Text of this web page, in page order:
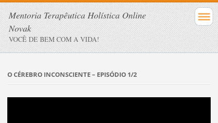
Mentoria Terapêutica Holística Online
Novak
VOCÊ DE BEM COM A VIDA!
O CÉREBRO INCONSCIENTE – EPISÓDIO 1/2